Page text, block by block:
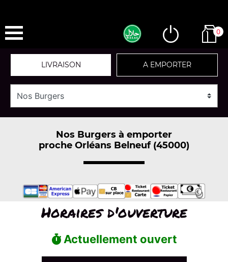
0
LIVRAISON A EMPORTER
Nos Burgers à emporter
proche Orléans Belneuf (45000)
Horaires d'ouverture
Actuellement ouvert